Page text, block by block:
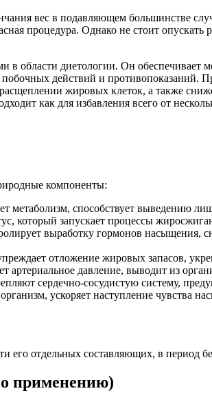
вес в подавляющем большинстве
процедура. Однако не стоит
области диетологии. Он
действий и противопоказаний.
жировых клеток, а также
как для избавления всего от
компоненты:
метаболизм, способствует выведению
запускает процессы
выработку гормонов насыщения,
отложение жировых запасов,
артериальное давление, выводит из
сердечно-сосудистую систему,
ускоряет наступление чувства
его отдельных составляющих, в период
применению)